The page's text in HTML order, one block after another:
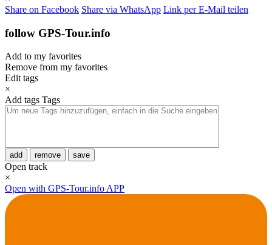
Share on Facebook Share via WhatsApp Link per E-Mail teilen
follow GPS-Tour.info
Add to my favorites
Remove from my favorites
Edit tags
×
Add tags Tags
add remove save
Open track
×
Open with GPS-Tour.info APP